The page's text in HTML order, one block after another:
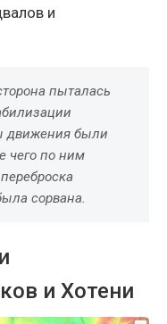
и
пыталась
движения были
чего по ним
сорвана.
и Хотени